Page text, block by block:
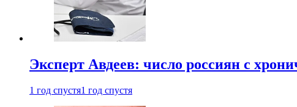
Эксперт Авдеев: число россиян с
1 год спустя1 год спустя